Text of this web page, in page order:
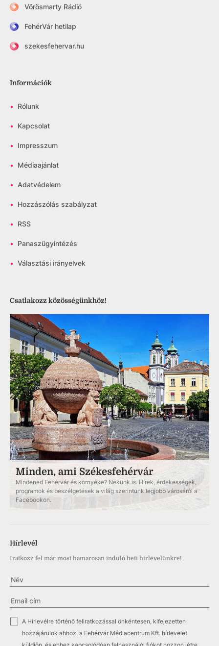
Vörösmarty Rádió
FehérVár hetilap
szekesfehervar.hu
Információk
• Rólunk
• Kapcsolat
• Impresszum
• Médiaajánlat
• Adatvédelem
• Hozzászólás szabályzat
• RSS
• Panaszügyintézés
• Választási irányelvek
Csatlakozz közösségünkhöz!
Minden, ami Székesfehérvár
Mindened Fehérvár és környéke? Nekünk is. Hírek, érdekességek,
programok és beszélgetések a világ szerintünk legjobb városáról a
Facebookon.
Hírlevél
Iratkozz fel már most hamarosan induló heti hírlevelünkre!
A Hírlevélre történő feliratkozással önkéntesen, kifejezetten
hozzájárulok ahhoz, a Fehérvár Médiacentrum Kft. hírlevelet